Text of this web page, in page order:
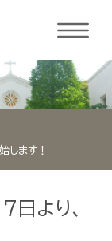
します！
日より、